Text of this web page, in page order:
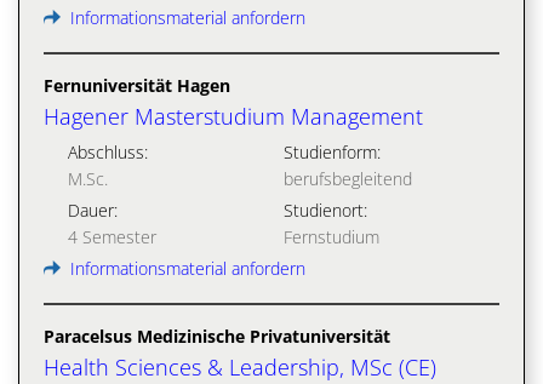
Informationsmaterial anfordern
Fernuniversität Hagen
Hagener Masterstudium Management
Abschluss:
M.Sc.
Studienform:
berufsbegleitend
Dauer:
4 Semester
Studienort:
Fernstudium
Informationsmaterial anfordern
Paracelsus Medizinische Privatuniversität
Health Sciences & Leadership, MSc (CE)